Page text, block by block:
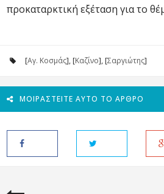
προκαταρκτική εξέταση για το
[Αγ. Κοσμάς], [Καζίνο], [Σαργιώτης]
ΜΟΙΡΑΣΤΕΊΤΕ ΑΥΤΌ ΤΟ ΆΡΘΡΟ